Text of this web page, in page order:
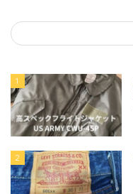
1
2